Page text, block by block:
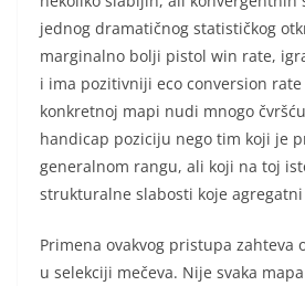
jednog dramatičnog statističkog
marginalno bolji pistol win rate,
i ima pozitivniji eco conversion
konkretnoj mapi nudi mnogo
handicap poziciju nego tim koji je
generalnom rangu, ali koji na toj
strukturalne slabosti koje
Primena ovakvog pristupa
u selekciji mečeva. Nije svaka